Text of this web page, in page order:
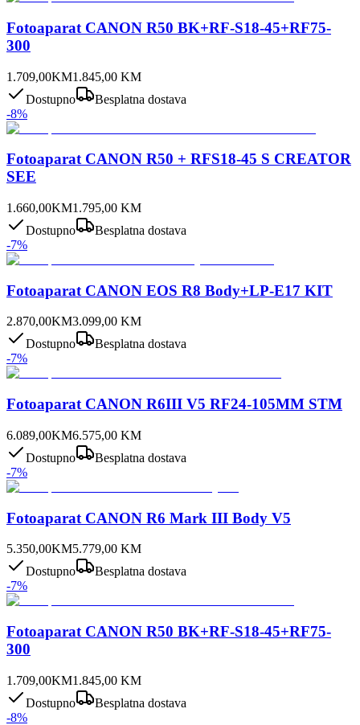
Fotoaparat CANON R50 BK+RF-S18-45+RF75-
300
1.709,00KM1.845,00 KM
Dostupno
Besplatna dostava
-8%
Fotoaparat CANON R50 + RFS18-45 S CREATOR
SEE
1.660,00KM1.795,00 KM
Dostupno
Besplatna dostava
-7%
Fotoaparat CANON EOS R8 Body+LP-E17 KIT
2.870,00KM3.099,00 KM
Dostupno
Besplatna dostava
-7%
Fotoaparat CANON R6III V5 RF24-105MM STM
6.089,00KM6.575,00 KM
Dostupno
Besplatna dostava
-7%
Fotoaparat CANON R6 Mark III Body V5
5.350,00KM5.779,00 KM
Dostupno
Besplatna dostava
-7%
Fotoaparat CANON R50 BK+RF-S18-45+RF75-
300
1.709,00KM1.845,00 KM
Dostupno
Besplatna dostava
-8%